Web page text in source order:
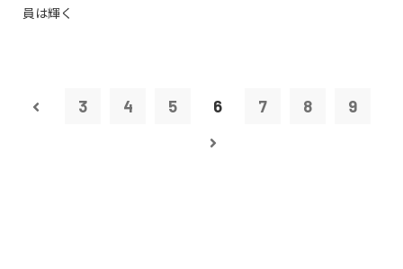
員は輝く
3 4 5 6 7 8 9